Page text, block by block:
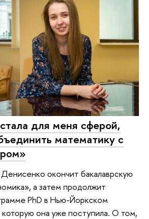
для меня сферой,
математику с
окончит бакалаврскую
а затем продолжит
PhD в Нью-Йоркском
которую она уже поступила. О том,